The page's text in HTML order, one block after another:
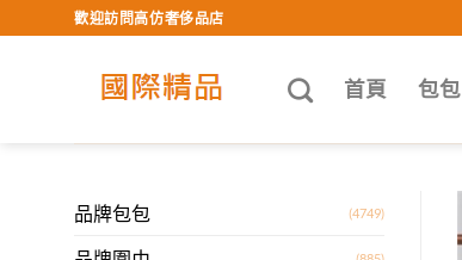
to
歡迎訪問高仿奢侈品店
首頁 包包
品牌包包 (4749)